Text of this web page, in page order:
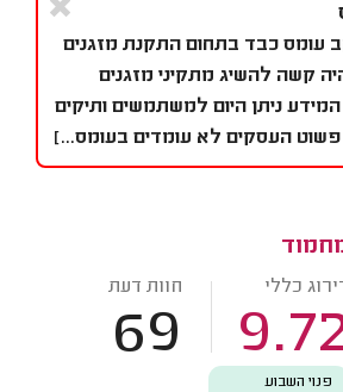
עומס כבד בתחום התקנת מזגנים
קשה להשיג מתקיני מזגנים
המידע ניתן היום למשתמשים ותיקים
העסקים לא עומדים בעומס...]
כללי חוות דעת
69
פנוי השבוע